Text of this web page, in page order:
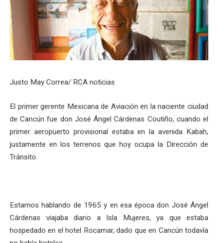
Justo May Correa/ RCA noticias
El primer gerente Mexicana de Aviación en la naciente ciudad
de Cancún fue don José Ángel Cárdenas Coutiño, cuando el
primer aeropuerto provisional estaba en la avenida Kabah,
justamente en los terrenos que hoy ocupa la Dirección de
Tránsito.
Estamos hablando de 1965 y en esa época don José Ángel
Cárdenas viajaba diario a Isla Mujeres, ya que estaba
hospedado en el hotel Rocamar, dado que en Cancún todavía